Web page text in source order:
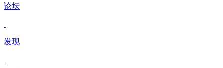
论坛
发现